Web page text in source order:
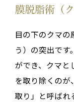
膜脱脂術（
目の下のクマ
う）の突出です
ができ、クマと
を取り除くのが
取り」と呼ばれ